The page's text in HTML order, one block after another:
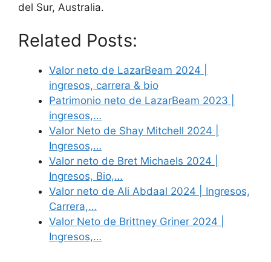
del Sur, Australia.
Related Posts:
Valor neto de LazarBeam 2024 |
ingresos, carrera & bio
Patrimonio neto de LazarBeam 2023 |
ingresos,…
Valor Neto de Shay Mitchell 2024 |
Ingresos,…
Valor neto de Bret Michaels 2024 |
Ingresos, Bio,…
Valor neto de Ali Abdaal 2024 | Ingresos,
Carrera,…
Valor Neto de Brittney Griner 2024 |
Ingresos,…